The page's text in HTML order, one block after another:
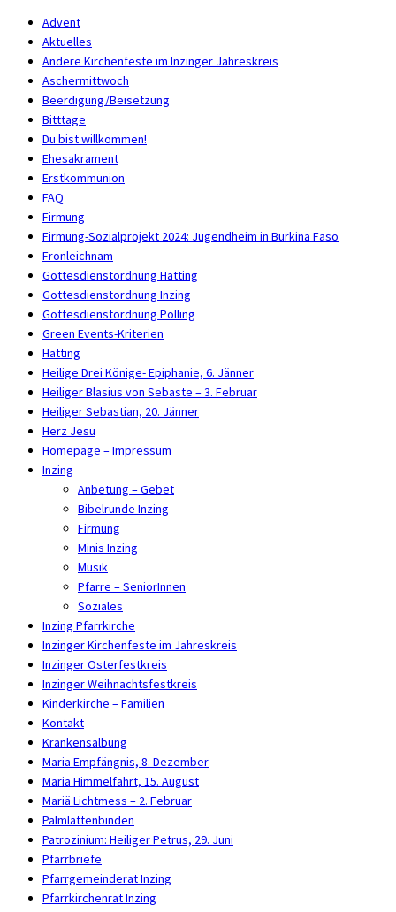
Advent
Aktuelles
Andere Kirchenfeste im Inzinger Jahreskreis
Aschermittwoch
Beerdigung/Beisetzung
Bitttage
Du bist willkommen!
Ehesakrament
Erstkommunion
FAQ
Firmung
Firmung-Sozialprojekt 2024: Jugendheim in Burkina Faso
Fronleichnam
Gottesdienstordnung Hatting
Gottesdienstordnung Inzing
Gottesdienstordnung Polling
Green Events-Kriterien
Hatting
Heilige Drei Könige- Epiphanie, 6. Jänner
Heiliger Blasius von Sebaste – 3. Februar
Heiliger Sebastian, 20. Jänner
Herz Jesu
Homepage – Impressum
Inzing
Anbetung – Gebet
Bibelrunde Inzing
Firmung
Minis Inzing
Musik
Pfarre – SeniorInnen
Soziales
Inzing Pfarrkirche
Inzinger Kirchenfeste im Jahreskreis
Inzinger Osterfestkreis
Inzinger Weihnachtsfestkreis
Kinderkirche – Familien
Kontakt
Krankensalbung
Maria Empfängnis, 8. Dezember
Maria Himmelfahrt, 15. August
Mariä Lichtmess – 2. Februar
Palmlattenbinden
Patrozinium: Heiliger Petrus, 29. Juni
Pfarrbriefe
Pfarrgemeinderat Inzing
Pfarrkirchenrat Inzing